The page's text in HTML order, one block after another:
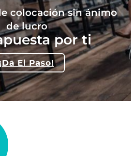
colocación sin ánimo
de lucro
por ti
El Paso!